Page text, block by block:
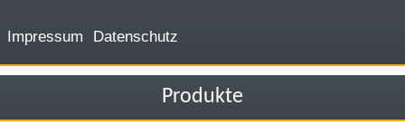
Impressum Datenschutz
Produkte